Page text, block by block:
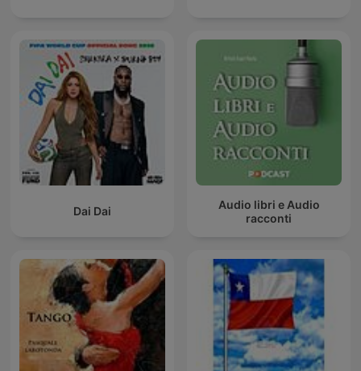
Dai Dai
Audio libri e Audio
racconti